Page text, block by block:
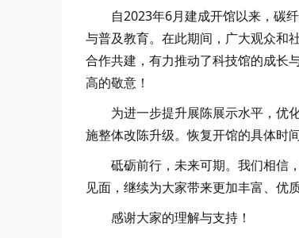
自2023年6月建成开馆以来，碳
与普及教育。在此期间，广大观众和
合作共建，有力推动了科技馆的成长
高的敬意！
为进一步提升展陈展示水平，优
施整体改陈升级。恢复开馆的具体时
砥砺前行，未来可期。我们相信
见面，继续为大家带来更加丰富、优
感谢大家的理解与支持！